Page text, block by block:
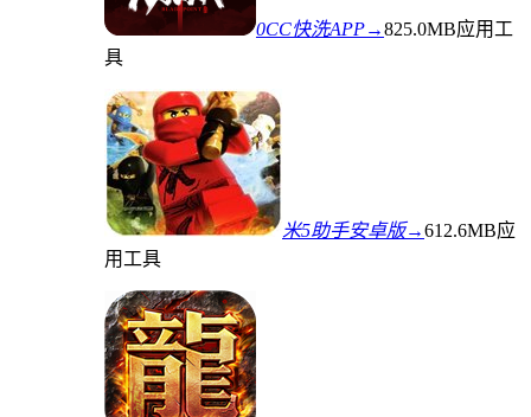
0CC快洗APP→825.0MB应用工
具
米5助手安卓版→612.6MB应
用工具